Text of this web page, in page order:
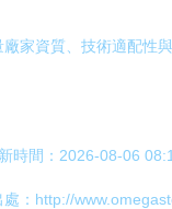
家資質、技術適配
時間：2026-08-06
：http://